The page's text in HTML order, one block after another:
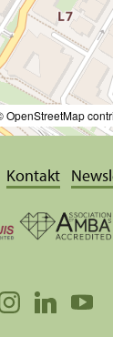
OpenStreetMap
Kontakt